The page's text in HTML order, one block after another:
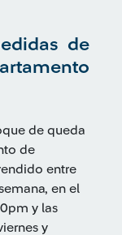
de
de queda
de
entre
en el
y las
y